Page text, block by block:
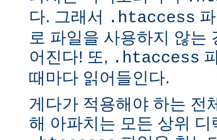
다. 그래서 .htaccess
로 파일을 사용하지 않는
어진다! 또, .htaccess
때마다 읽어들인다.
게다가 적용해야 하는 전
해 아파치는 모든 상위 디